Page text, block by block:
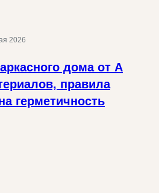
дома от А
правила
герметичность
2026